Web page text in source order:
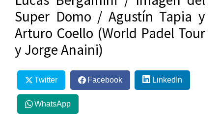
Super Domo / Agustín Tapia y
Arturo Coello (World Padel Tour
y Jorge Anaini)
Twitter Facebook LinkedIn
WhatsApp